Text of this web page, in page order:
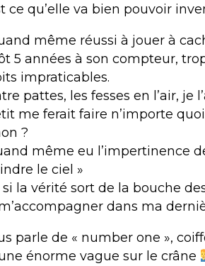
ce qu’elle va bien pouvoir
même réussi à jouer à
5 années à son compteur,
impraticables.
pattes, les fesses en l’air, je
me ferait faire n’importe
?
même eu l’impertinence
le ciel »
si la vérité sort de la bouche
dans ma
parle de « number one »,
énorme vague sur le crâne